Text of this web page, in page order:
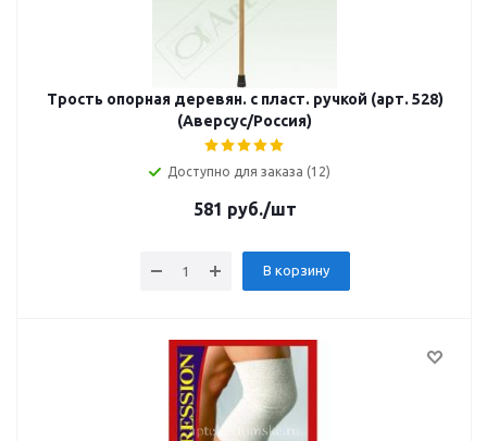
Трость опорная деревян. с пласт. ручкой (арт. 528)
(Аверсус/Россия)
Доступно для заказа (12)
581 руб./шт
В корзину